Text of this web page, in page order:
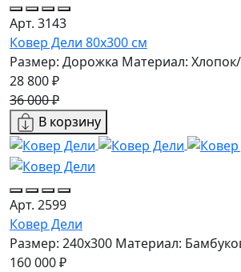
Арт. 3143
Ковер Дели 80х300 см
Размер: Дорожка Материал:
28 800 ₽
36 000 ₽
В корзину
Арт. 2599
Ковер Дели
Размер: 240х300 Материал:
160 000 ₽